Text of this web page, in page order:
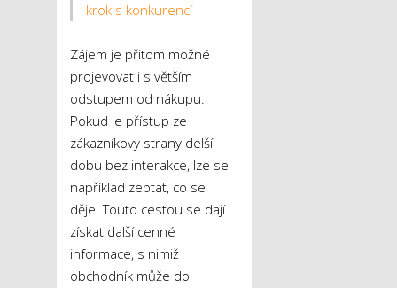
krok s konkurencí
Zájem je přitom možné
projevovat i s větším
odstupem od nákupu.
Pokud je přístup ze
zákazníkovy strany delší
dobu bez interakce, lze se
například zeptat, co se
děje. Touto cestou se dají
získat další cenné
informace, s nimiž
obchodník může do